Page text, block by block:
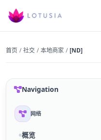
首页 / 社交 / 本地商家 / [ND]
Navigation
网络
概览